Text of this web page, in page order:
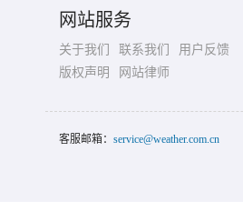
网站服务
关于我们 联系我们
用户反馈
版权声明
网站律师
客服邮箱： service@weather.com.cn